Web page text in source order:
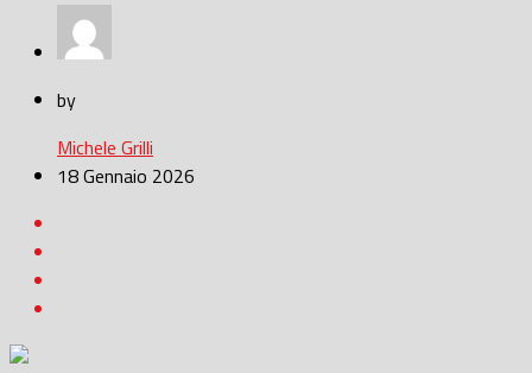
by
Michele Grilli
18 Gennaio 2026